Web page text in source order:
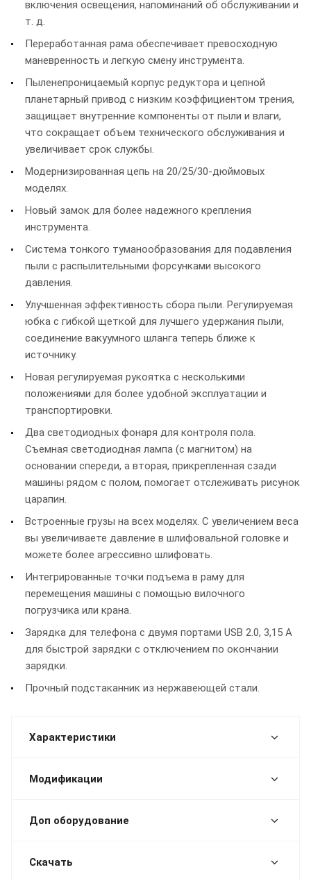
включения освещения, напоминаний об обслуживании и
т. д.
Переработанная рама обеспечивает превосходную
маневренность и легкую смену инструмента.
Пыленепроницаемый корпус редуктора и цепной
планетарный привод с низким коэффициентом трения,
защищает внутренние компоненты от пыли и влаги,
что сокращает объем технического обслуживания и
увеличивает срок службы.
Модернизированная цепь на 20/25/30-дюймовых
моделях.
Новый замок для более надежного крепления
инструмента.
Система тонкого туманообразования для подавления
пыли с распылительными форсунками высокого
давления.
Улучшенная эффективность сбора пыли. Регулируемая
юбка с гибкой щеткой для лучшего удержания пыли,
соединение вакуумного шланга теперь ближе к
источнику.
Новая регулируемая рукоятка с несколькими
положениями для более удобной эксплуатации и
транспортировки.
Два светодиодных фонаря для контроля пола.
Съемная светодиодная лампа (с магнитом) на
основании спереди, а вторая, прикрепленная сзади
машины рядом с полом, помогает отслеживать рисунок
царапин.
Встроенные грузы на всех моделях. С увеличением веса
вы увеличиваете давление в шлифовальной головке и
можете более агрессивно шлифовать.
Интегрированные точки подъема в раму для
перемещения машины с помощью вилочного
погрузчика или крана.
Зарядка для телефона с двумя портами USB 2.0, 3,15 А
для быстрой зарядки с отключением по окончании
зарядки.
Прочный подстаканник из нержавеющей стали.
Характеристики
Модификации
Доп оборудование
Скачать